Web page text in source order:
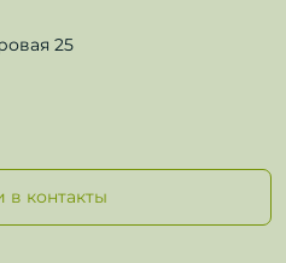
25
в контакты